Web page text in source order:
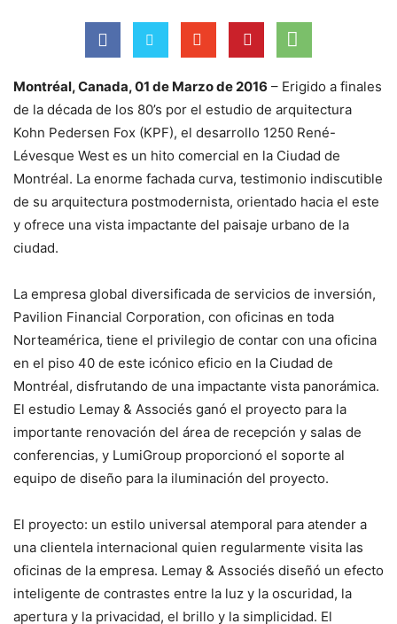
Montréal, Canada, 01 de Marzo de 2016 – Erigido a finales
de la década de los 80’s por el estudio de arquitectura
Kohn Pedersen Fox (KPF), el desarrollo 1250 René-
Lévesque West es un hito comercial en la Ciudad de
Montréal. La enorme fachada curva, testimonio indiscutible
de su arquitectura postmodernista, orientado hacia el este
y ofrece una vista impactante del paisaje urbano de la
ciudad.
La empresa global diversificada de servicios de inversión,
Pavilion Financial Corporation, con oficinas en toda
Norteamérica, tiene el privilegio de contar con una oficina
en el piso 40 de este icónico eficio en la Ciudad de
Montréal, disfrutando de una impactante vista panorámica.
El estudio Lemay & Associés ganó el proyecto para la
importante renovación del área de recepción y salas de
conferencias, y LumiGroup proporcionó el soporte al
equipo de diseño para la iluminación del proyecto.
El proyecto: un estilo universal atemporal para atender a
una clientela internacional quien regularmente visita las
oficinas de la empresa. Lemay & Associés diseñó un efecto
inteligente de contrastes entre la luz y la oscuridad, la
apertura y la privacidad, el brillo y la simplicidad. El